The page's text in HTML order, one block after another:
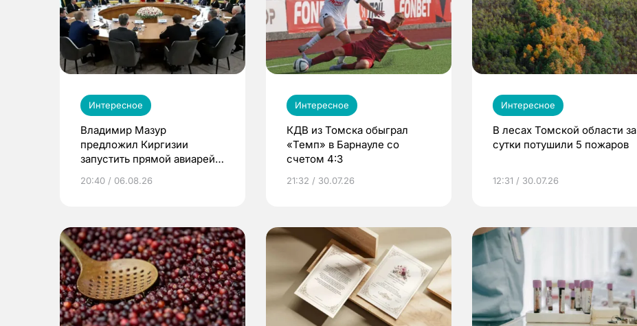
Интересное
Владимир Мазур
предложил Киргизии
запустить прямой авиарейс
20:40 / 06.08.26
Интересное
КДВ из Томска обыграл
«Темп» в Барнауле со
счетом 4:3
21:32 / 30.07.26
Интересное
В лесах Томской области за
сутки потушили 5 пожаров
12:31 / 30.07.26